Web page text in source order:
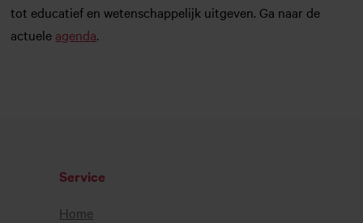
tot educatief en wetenschappelijk uitgeven. Ga naar de
actuele agenda.
Service
Home